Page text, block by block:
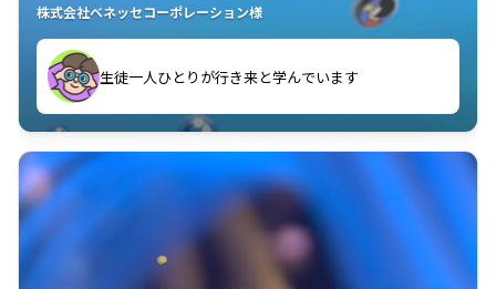
株式会社ベネッセコーポレーション様
生徒一人ひとりが行き来と学んでいます
教室中の児童生徒が「問題が解けてうれしい」「解く
ことが楽しい」を実感しています